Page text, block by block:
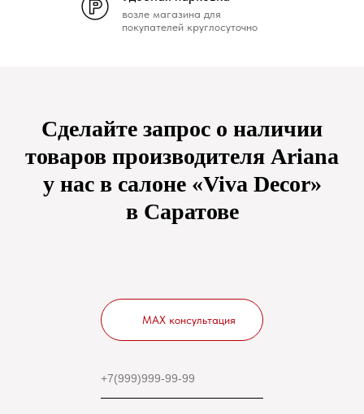
возле магазина для
покупателей круглосуточно
Сделайте запрос о наличии
товаров производителя Ariana
у нас в салоне «Viva Decor»
в Саратове
MAX консультация